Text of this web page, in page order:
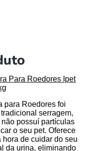
Para Roedores Ipet
para Roedores foi
serragem,
possuí partículas
o seu pet. Oferece
de cuidar do seu
da urina, eliminando